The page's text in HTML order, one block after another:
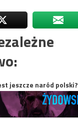
jeszcze naród polski?